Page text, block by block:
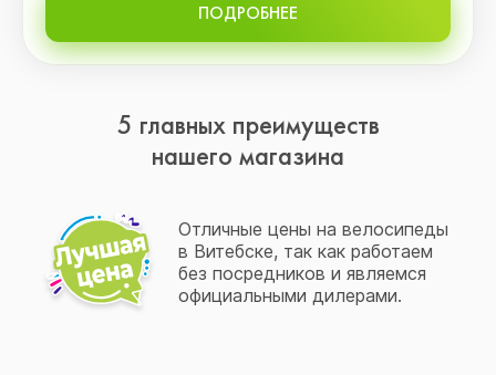
ПОДРОБНЕЕ
5 главных преимуществ
нашего магазина
Отличные цены на велосипеды
в Витебске, так как работаем
без посредников и являемся
официальными дилерами.